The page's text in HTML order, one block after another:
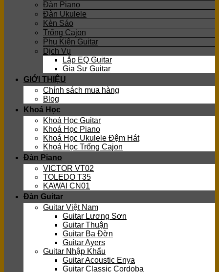
Đàn Piano
Đàn Ukulele
Kèn Sáo
Trống Cajon
Phụ Kiện Guitar
Dịch Vụ
Lắp EQ Guitar
Gia Sư Guitar
GIỚI THIỆU
Chính sách mua hàng
Blog
Khoá Học
Khoá Học Guitar
Khoá Học Piano
Khoá Học Ukulele Đệm Hát
Khoá Học Trống Cajon
Đàn Piano
VICTOR VT02
TOLEDO T35
KAWAI CN01
Đàn Guitar
Guitar Việt Nam
Guitar Lương Sơn
Guitar Thuận
Guitar Ba Đờn
Guitar Ayers
Guitar Nhập Khẩu
Guitar Acoustic Enya
Guitar Classic Cordoba